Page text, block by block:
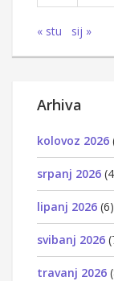
« stu sij »
Arhiva
kolovoz 2026
srpanj 2026
lipanj 2026 (6)
svibanj 2026
travanj 2026